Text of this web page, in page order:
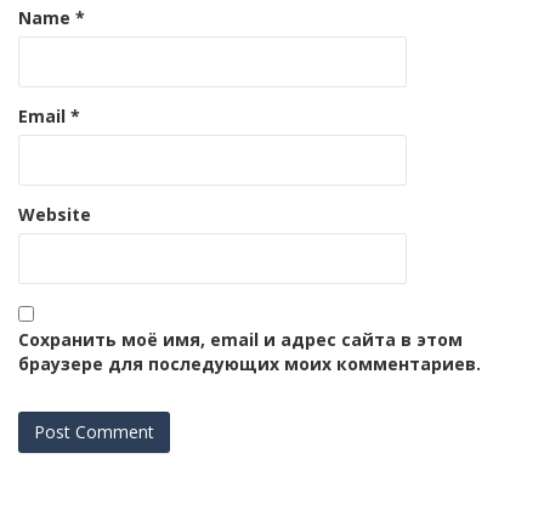
Name *
Email *
Website
Сохранить моё имя, email и адрес сайта в этом
браузере для последующих моих комментариев.